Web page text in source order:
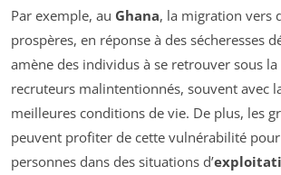
Par exemple, au Ghana, la migration vers
prospères, en réponse à des sécheresses
amène des individus à se retrouver sous la
recruteurs malintentionnés, souvent avec
meilleures conditions de vie. De plus, les
peuvent profiter de cette vulnérabilité
personnes dans des situations d’